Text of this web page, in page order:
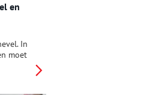
en
In
moet